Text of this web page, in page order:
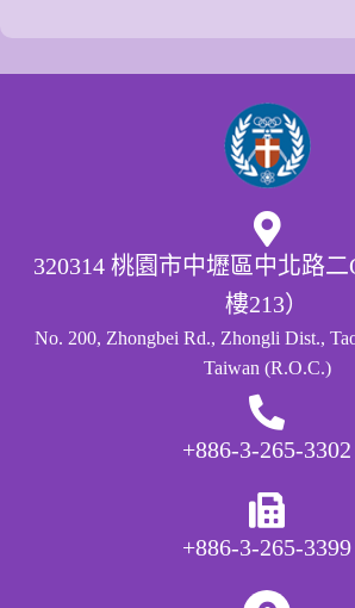
320314 桃園市中壢區中北路
樓213）
No. 200, Zhongbei Rd., Zhongli Dist.,
Taiwan (R.O.C.)
+886-3-265-3302
+886-3-265-3399